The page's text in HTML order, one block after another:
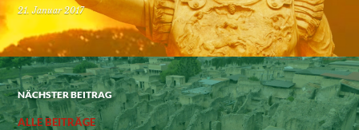
21. Januar 2017
NÄCHSTER BEITRAG
ALLE BEITRÄGE